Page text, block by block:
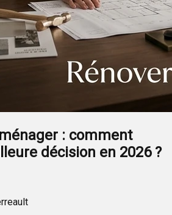
: comment
décision en 2026 ?